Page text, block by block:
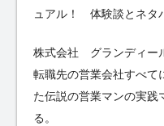
ュアル！ 体験談とネタ
株式会社 グランディー
転職先の営業会社すべて
た伝説の営業マンの実践
る。